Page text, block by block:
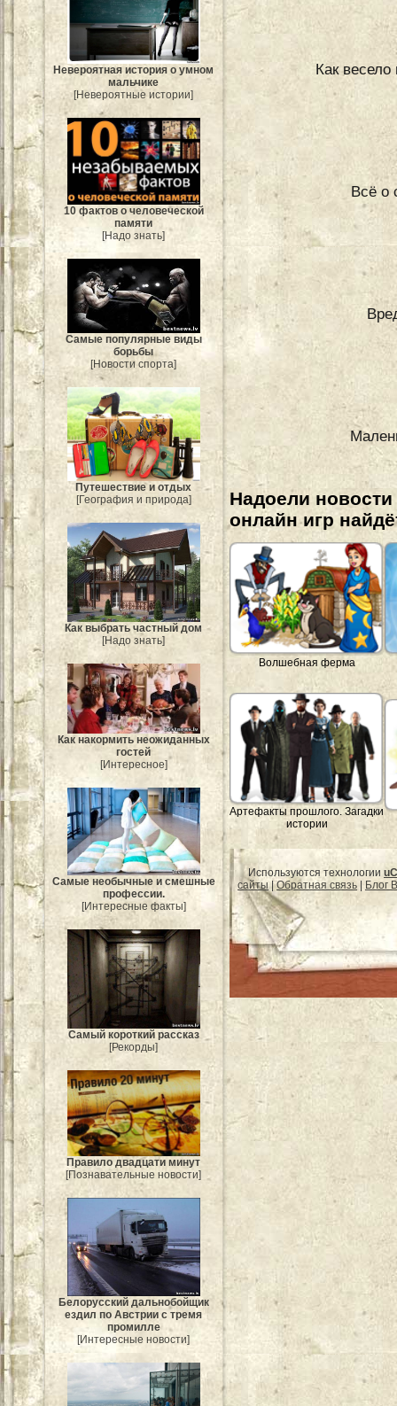
Невероятная история о умном
мальчике
[Невероятные истории]
10 фактов о человеческой
памяти
[Надо знать]
Самые популярные виды
борьбы
[Новости спорта]
Путешествие и отдых
[География и природа]
Как выбрать частный дом
[Надо знать]
Как накормить неожиданных
гостей
[Интересное]
Самые необычные и смешные
профессии.
[Интересные факты]
Самый короткий рассказ
[Рекорды]
Правило двадцати минут
[Познавательные новости]
Белорусский дальнобойщик
ездил по Австрии с тремя
промилле
[Интересные новости]
Как
Всё о
Надоели
онлайн игр
Волшебная ферма
Артефакты прошлого. Загадки
истории
Используются технологии
сайты|Обратная связь Блог